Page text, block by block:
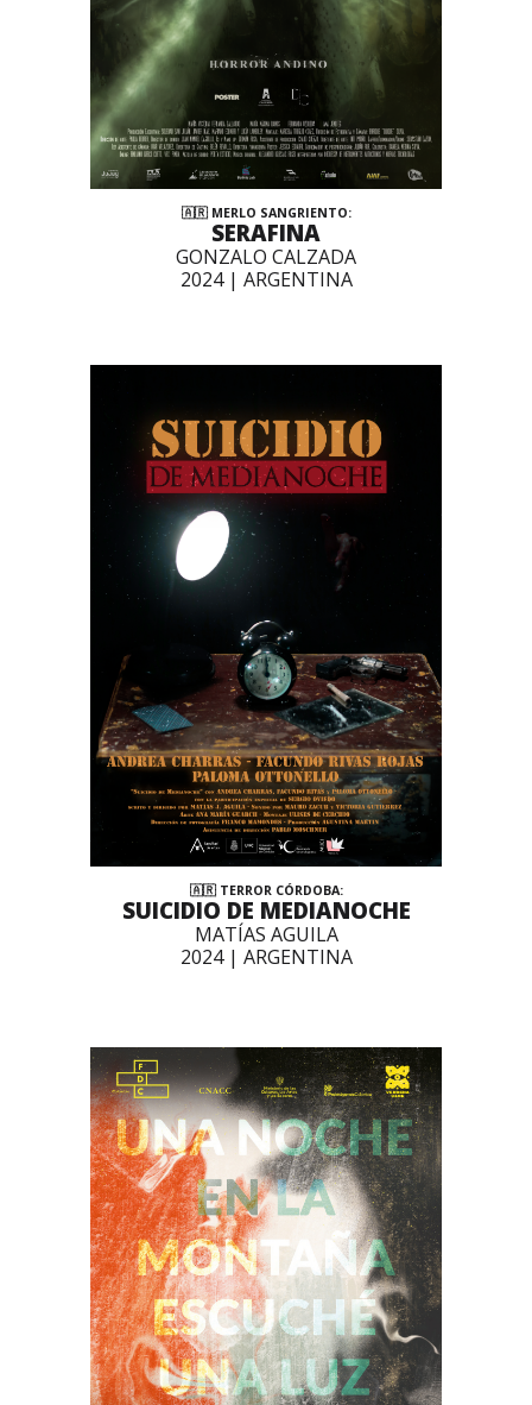
🇦🇷 MERLO SANGRIENTO:
SERAFINA
GONZALO CALZADA
2024 | ARGENTINA
🇦🇷 TERROR CÓRDOBA:
SUICIDIO DE MEDIANOCHE
MATÍAS AGUILA
2024 | ARGENTINA